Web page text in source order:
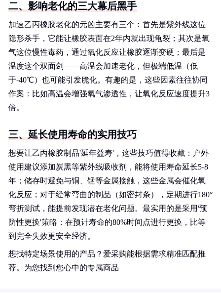
二、影响老化的三大幕后黑手
加速乙丙橡胶老化的元凶主要有三个：首先是紫外线这位
隐形杀手，它能让橡胶表面在2年内就出现龟裂；其次是氧
气这位慢性毒药，通过氧化反应让橡胶逐渐变硬；最后是
温度这个双面剑——高温会加速老化，但极端低温（低
于-40℃）也可能引发脆化。有趣的是，这些因素往往协同
作案：比如高温会增强氧气渗透性，让氧化反应速度提升3
倍。
三、延长使用寿命的实用技巧
想要让乙丙橡胶制品'延年益寿'，这些技巧值得收藏：户外
使用建议添加炭黑等紫外线吸收剂，能将使用寿命延长5-8
年；储存时避免与铜、锰等金属接触，这些金属会催化氧
化反应；对于经常弯曲的制品（如密封条），定期进行180°
弯折测试，能提前发现潜在老化问题。最实用的是采用'预
防性更换'策略：在预计寿命的80%时间点进行更换，比等
到完全失效更安全经济。
想找特定场景使用的产品？爱采购能根据需求精准匹配推
荐。为您找到您心中的专属商品